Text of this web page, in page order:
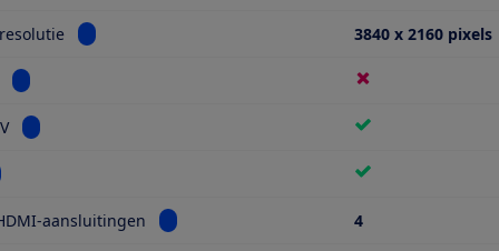
Bekijk informatie voor Schermresolutie3840 x 2160 pixels
Bekijk informatie voor Miniled
Bekijk informatie voor Smart TV
informatie voor Wifi
aansluitingen Bekijk informatie voor Aantal HDMI-
4